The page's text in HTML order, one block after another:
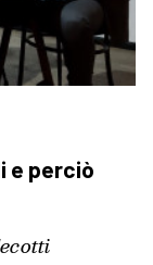
e perciò